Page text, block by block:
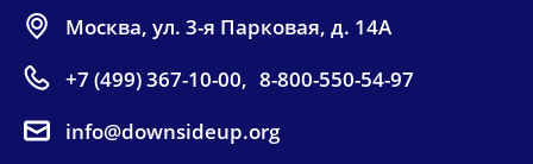
Москва, ул. 3-я Парковая, д. 14А
+7 (499) 367-10-00, 8-800-550-54-97
info@downsideup.org